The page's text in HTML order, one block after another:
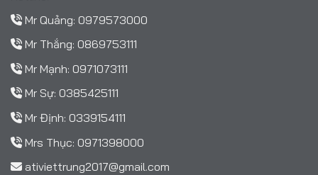
Mr Quảng: 0979573000
Mr Thắng: 0869753111
Mr Mạnh: 0971073111
Mr Sự: 0385425111
Mr Định: 0339154111
Mrs Thục: 0971398000
ativiettrung2017@gmail.com